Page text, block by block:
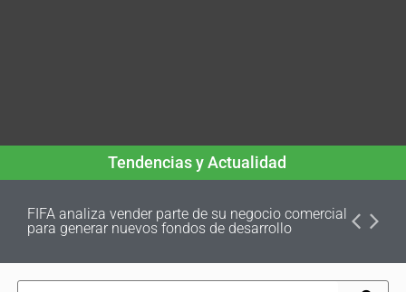
Tendencias y Actualidad
FIFA analiza vender parte de su negocio comercial
para generar nuevos fondos de desarrollo